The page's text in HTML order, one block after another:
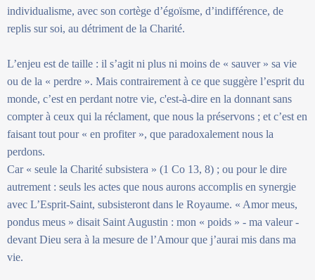
individualisme, avec son cortège d’égoïsme, d’indifférence, de
replis sur soi, au détriment de la Charité.
L’enjeu est de taille : il s’agit ni plus ni moins de « sauver » sa vie
ou de la « perdre ». Mais contrairement à ce que suggère l’esprit du
monde, c’est en perdant notre vie, c'est-à-dire en la donnant sans
compter à ceux qui la réclament, que nous la préservons ; et c’est en
faisant tout pour « en profiter », que paradoxalement nous la
perdons.
Car « seule la Charité subsistera » (1 Co 13, 8) ; ou pour le dire
autrement : seuls les actes que nous aurons accomplis en synergie
avec L’Esprit-Saint, subsisteront dans le Royaume. « Amor meus,
pondus meus » disait Saint Augustin : mon « poids » - ma valeur -
devant Dieu sera à la mesure de l’Amour que j’aurai mis dans ma
vie.